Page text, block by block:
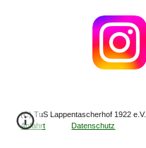
(C) TuS Lappentascherhof 1922 e.V.
Anfahrt
Datenschutz